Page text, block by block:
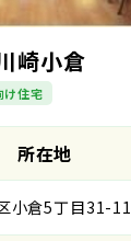
崎小倉
け住宅
所在地
小倉5丁目31-11